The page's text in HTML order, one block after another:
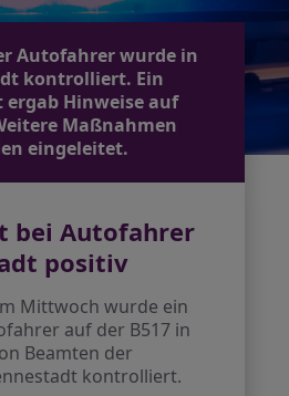
Autofahrer wurde in
kontrolliert. Ein
ergab Hinweise auf
Maßnahmen
eingeleitet.
bei Autofahrer
positiv
Mittwoch wurde ein
auf der B517 in
Beamten der
kontrolliert.